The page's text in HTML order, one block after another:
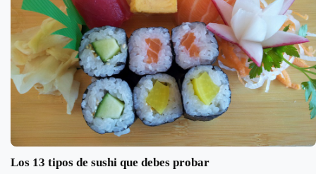
Los 13 tipos de sushi que debes probar